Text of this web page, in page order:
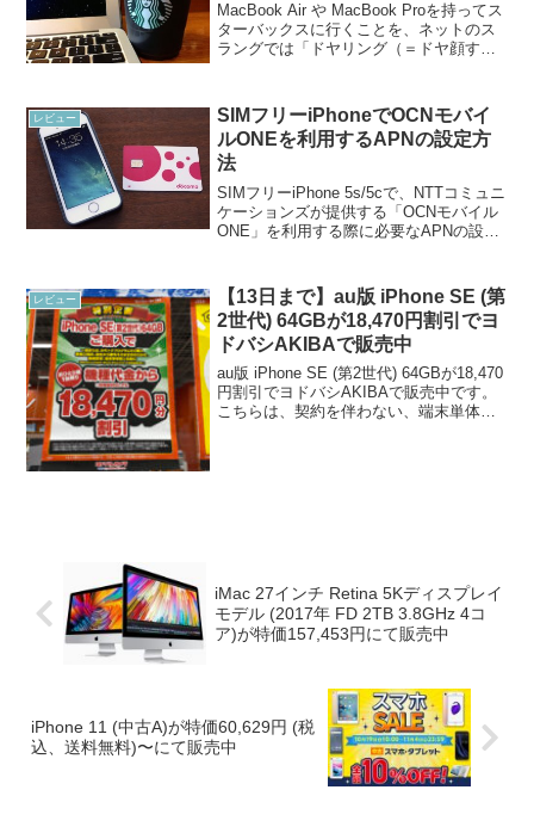
MacBook Air や MacBook Proを持ってス
ターバックスに行くことを、ネットのス
ラングでは「ドヤリング（＝ドヤ顔す
ょうか？ スターバックスでは「ディカ
フ...
レビュー
SIMフリーiPhoneでOCNモバイ
ルONEを利用するAPNの設定方
法
SIMフリーiPhone 5s/5cで、NTTコミュニ
ケーションズが提供する「OCNモバイル
ONE」を利用する際に必要なAPNの設定
に、Mac/PC 側でA...
レビュー
【13日まで】au版 iPhone SE (第
2世代) 64GBが18,470円割引でヨ
ドバシAKIBAで販売中
au版 iPhone SE (第2世代) 64GBが18,470
円割引でヨドバシAKIBAで販売中です。
こちらは、契約を伴わない、端末単体購
iMac 27インチ Retina 5Kディスプレイ
モデル (2017年 FD 2TB 3.8GHz 4コ
ア)が特価157,453円にて販売中
iPhone 11 (中古A)が特価60,629円 (税
込、送料無料)〜にて販売中